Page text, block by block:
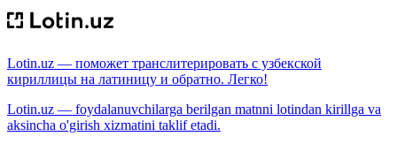
Lotin.uz — поможет транслитерировать с узбекской
кириллицы на латиницу и обратно. Легко!
Lotin.uz — foydalanuvchilarga berilgan matnni lotindan kirillga va
aksincha o'girish xizmatini taklif etadi.